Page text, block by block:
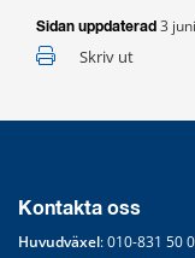
Sidan uppdaterad 3
Skriv ut
Kontakta oss
Huvudväxel: 010-831 50